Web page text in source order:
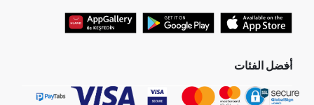
أفضل الفئات
جميع متاجرنا
برفانات حريمى